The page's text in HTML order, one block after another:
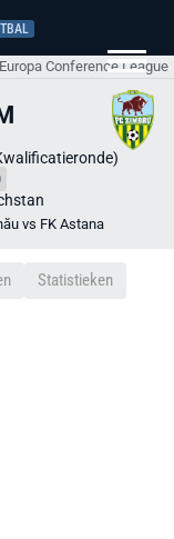
Europa Conference League
vs FK Astana
Statistieken